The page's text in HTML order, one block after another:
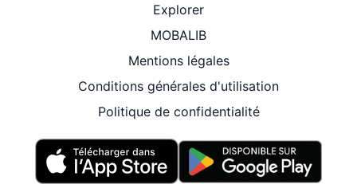
Mentions légales
Conditions générales d'utilisation
Politique de confidentialité
Explorer
MOBALIB